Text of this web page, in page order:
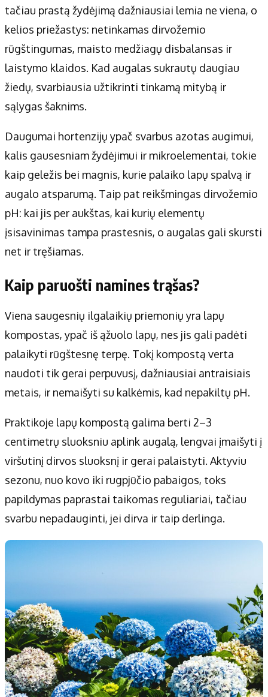
tačiau prastą žydėjimą dažniausiai lemia ne viena, o
kelios priežastys: netinkamas dirvožemio
rūgštingumas, maisto medžiagų disbalansas ir
laistymo klaidos. Kad augalas sukrautų daugiau
žiedų, svarbiausia užtikrinti tinkamą mitybą ir
sąlygas šaknims.
Daugumai hortenzijų ypač svarbus azotas augimui,
kalis gausesniam žydėjimui ir mikroelementai, tokie
kaip geležis bei magnis, kurie palaiko lapų spalvą ir
augalo atsparumą. Taip pat reikšmingas dirvožemio
pH: kai jis per aukštas, kai kurių elementų
įsisavinimas tampa prastesnis, o augalas gali skursti
net ir tręšiamas.
Kaip paruošti namines trąšas?
Viena saugesnių ilgalaikių priemonių yra lapų
kompostas, ypač iš ąžuolo lapų, nes jis gali padėti
palaikyti rūgštesnę terpę. Tokį kompostą verta
naudoti tik gerai perpuvusį, dažniausiai antraisiais
metais, ir nemaišyti su kalkėmis, kad nepakiltų pH.
Praktikoje lapų kompostą galima berti 2–3
centimetrų sluoksniu aplink augalą, lengvai įmaišyti į
viršutinį dirvos sluoksnį ir gerai palaistyti. Aktyviu
sezonu, nuo kovo iki rugpjūčio pabaigos, toks
papildymas paprastai taikomas reguliariai, tačiau
svarbu nepadauginti, jei dirva ir taip derlinga.